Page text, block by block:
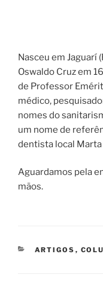
Nasceu em Jaguarí
Oswaldo Cruz em
de Professor
médico,
nomes do
um nome de
dentista local
Aguardamos pela
mãos.
CATEGORIAS
ARTIGOS ,